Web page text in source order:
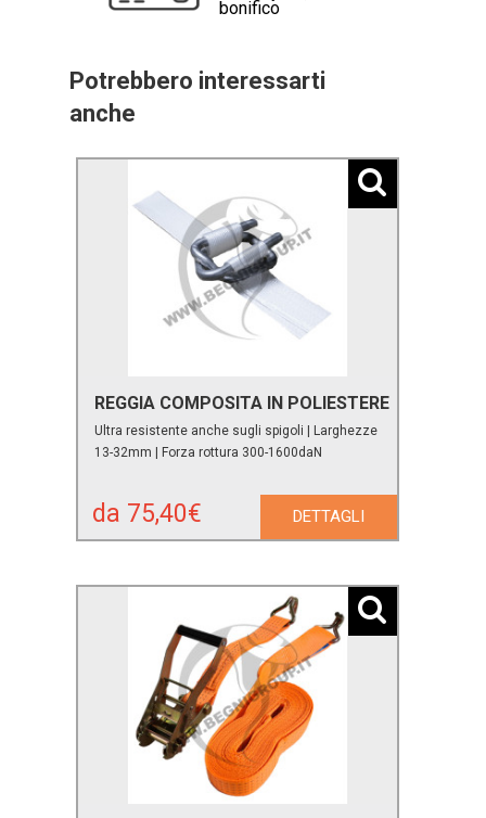
bonifico
Potrebbero interessarti
anche
REGGIA COMPOSITA IN POLIESTERE
Ultra resistente anche sugli spigoli | Larghezze
13-32mm | Forza rottura 300-1600daN
da 75,40€ DETTAGLI